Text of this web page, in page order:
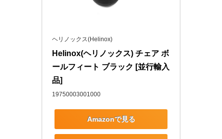
ヘリノックス(Helinox)
Helinox(ヘリノックス) チェア ボ
ールフィート ブラック [並行輸入
品]
19750003001000
Amazonで見る